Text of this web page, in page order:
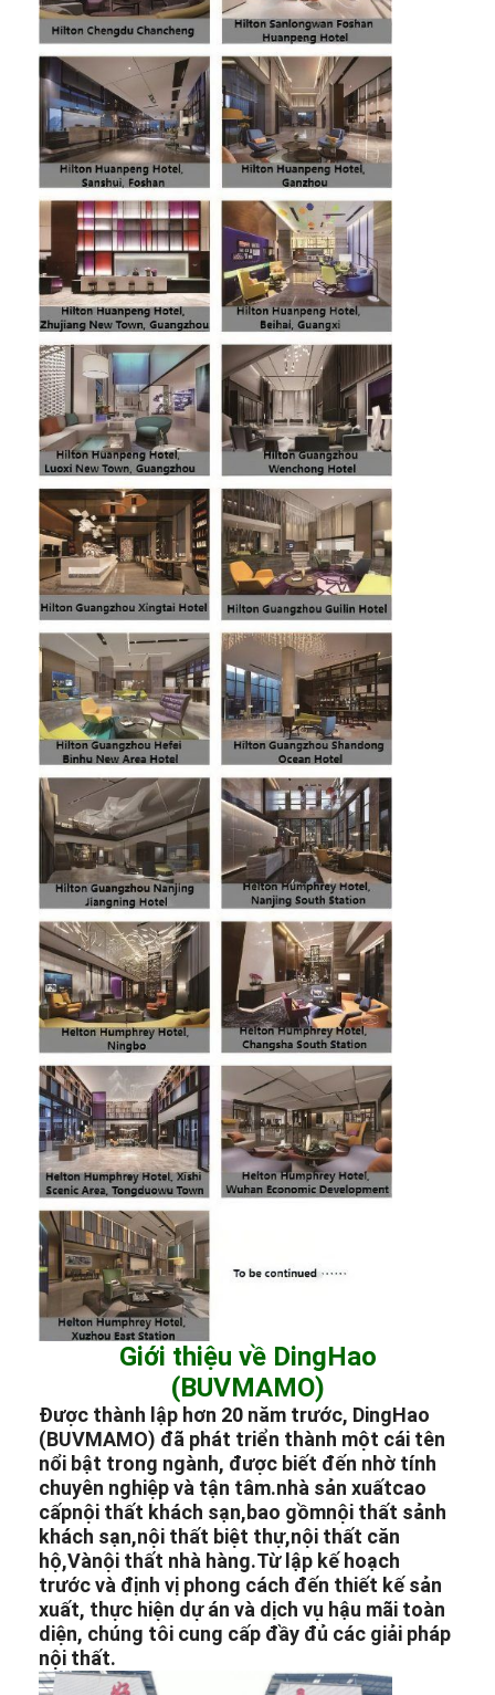
Giới thiệu về DingHao
(BUVMAMO)
Được thành lập hơn 20 năm trước, DingHao
(BUVMAMO) đã phát triển thành một cái tên
nổi bật trong ngành, được biết đến nhờ tính
chuyên nghiệp và tận tâm.nhà sản xuấtcao
cấpnội thất khách sạn,bao gồmnội thất sảnh
khách sạn,nội thất biệt thự,nội thất căn
hộ,Vànội thất nhà hàng.Từ lập kế hoạch
trước và định vị phong cách đến thiết kế sản
xuất, thực hiện dự án và dịch vụ hậu mãi toàn
diện, chúng tôi cung cấp đầy đủ các giải pháp
nội thất.